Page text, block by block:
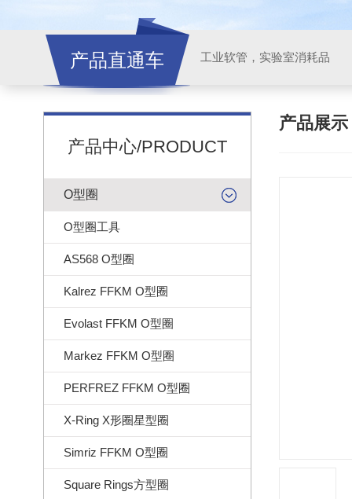
产品直通车 工业软管，实验室消耗品
产品中心/PRODUCT
O型圈
O型圈工具
AS568 O型圈
Kalrez FFKM O型圈
Evolast FFKM O型圈
Markez FFKM O型圈
PERFREZ FFKM O型圈
X-Ring X形圈星型圈
Simriz FFKM O型圈
Square Rings方型圈
产品展示